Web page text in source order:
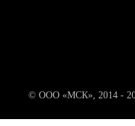
© ООО «МСК», 2014 -